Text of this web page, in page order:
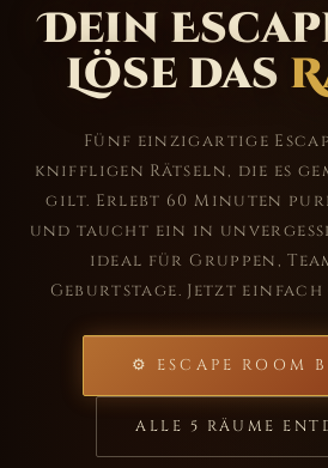
Dein
Löse das
Fünf einzigartige
kniffligen Rätseln, die es
gilt. Erlebt 60 Minuten
und taucht ein in
ideal für Gruppen,
Geburtstage. Jetzt
⚙ ESCAPE ROOM
ALLE 5 RÄUME